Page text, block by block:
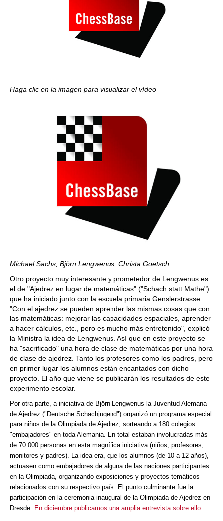
Haga clic en la imagen para visualizar el vídeo
Michael Sachs, Björn Lengwenus, Christa Goetsch
Otro proyecto muy interesante y prometedor de Lengwenus es
el de "Ajedrez en lugar de matemáticas" ("Schach statt Mathe")
que ha iniciado junto con la escuela primaria Genslerstrasse.
"Con el ajedrez se pueden aprender las mismas cosas que con
las matemáticas: mejorar las capacidades espaciales, aprender
a hacer cálculos, etc., pero es mucho más entretenido", explicó
la Ministra la idea de Lengwenus. Así que en este proyecto se
ha "sacrificado" una hora de clase de matemáticas por una hora
de clase de ajedrez. Tanto los profesores como los padres, pero
en primer lugar los alumnos están encantados con dicho
proyecto. El año que viene se publicarán los resultados de este
experimento escolar.
Por otra parte, a iniciativa de Björn Lengwenus la Juventud Alemana
de Ajedrez ("Deutsche Schachjugend") organizó un programa especial
para niños de la Olimpiada de Ajedrez, sorteando a 180 colegios
"embajadores" en toda Alemania. En total estaban involucradas más
de 70.000 personas en esta magnífica iniciativa (niños, profesores,
monitores y padres). La idea era, que los alumnos (de 10 a 12 años),
actuasen como embajadores de alguna de las naciones participantes
en la Olimpiada, organizando exposiciones y proyectos temáticos
relacionados con su respectivo país. El punto culminante fue la
participación en la ceremonia inaugural de la Olimpiada de Ajedrez en
Dresde. En diciembre publicamos una amplia entrevista sobre ello.